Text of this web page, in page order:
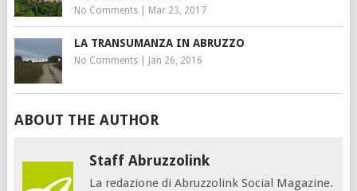
No Comments| Mar 23, 2017
LA TRANSUMANZA IN ABRUZZO
No Comments| Jan 26, 2016
ABOUT THE AUTHOR
Staff Abruzzolink
La redazione di Abruzzolink Social Magazine.